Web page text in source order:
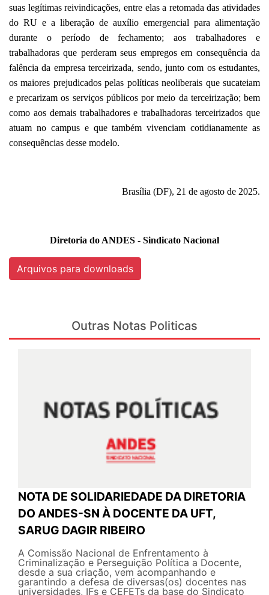
suas legítimas reivindicações, entre elas a retomada das atividades
do RU e a liberação de auxílio emergencial para alimentação
durante o período de fechamento; aos trabalhadores e
trabalhadoras que perderam seus empregos em consequência da
falência da empresa terceirizada, sendo, junto com os estudantes,
os maiores prejudicados pelas políticas neoliberais que sucateiam
e precarizam os serviços públicos por meio da terceirização; bem
como aos demais trabalhadores e trabalhadoras terceirizados que
atuam no campus e que também vivenciam cotidianamente as
consequências desse modelo.
Brasília (DF), 21 de agosto de 2025.
Diretoria do ANDES - Sindicato Nacional
Arquivos para downloads
Outras Notas Politicas
NOTA DE SOLIDARIEDADE DA DIRETORIA
DO ANDES-SN À DOCENTE DA UFT,
SARUG DAGIR RIBEIRO
A Comissão Nacional de Enfrentamento à
Criminalização e Perseguição Política a Docente,
desde a sua criação, vem acompanhando e
garantindo a defesa de diversas(os) docentes nas
universidades, IFs e CEFETs da base do Sindicato